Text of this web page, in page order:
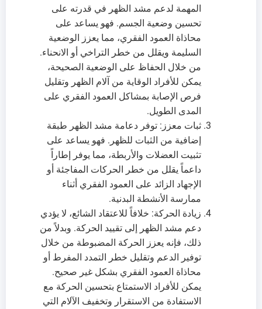
المهمة لدعم مشد الظهر في قدرته على
تحسين وضعية الجسم. فهو يساعد على
محاذاة العمود الفقري، مما يعزز الوضعية
السليمة ويقلل من خطر التراخي أو الانحناء.
من خلال الحفاظ على الوضعية الصحيحة،
يمكن للأفراد الوقاية من آلام الظهر وتقليل
فرص الإصابة بمشاكل العمود الفقري على
المدى الطويل.
ثبات معزز: توفر دعامة مشد الظهر طبقة
إضافية من الثبات للظهر. فهو يساعد على
تثبيت العضلات والأربطة، مما يوفر إطاراً
داعماً يقلل من خطر الحركات المفاجئة أو
الإجهاد الزائد على العمود الفقري أثناء
ممارسة الأنشطة البدنية.
زيادة الحركة: خلافاً للاعتقاد الشائع، لا يؤدي
دعم مشد الظهر إلى تقييد الحركة. وبدلاً من
ذلك، فإنه يعزز الحركة المضبوطة من خلال
توفير الدعم وتقليل خطر التمدد المفرط أو
محاذاة العمود الفقري بشكل غير صحيح.
يمكن للأفراد الاستمتاع بتحسين الحركة مع
الاستفادة من الاستقرار وتخفيف الآلام التي